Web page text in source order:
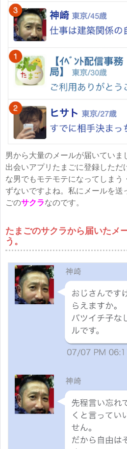
男から大量のメールが届いていま
出会いアプリたまごに登録しただ
な男でもモテモテになってしまう
ずないですよね。私にメールを送
ごのサクラなのです。
たまごのサクラから届いたメ
う。